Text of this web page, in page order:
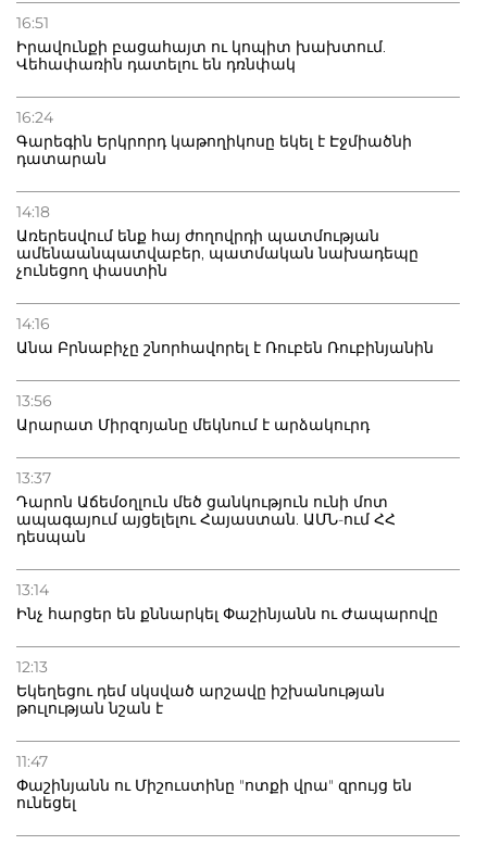
16:51
Իրավունքի բացահայտ ու կոպիտ խախտում.
Վեհափառին դատելու են դռնփակ
16:24
Գարեգին Երկրորդ կաթողիկոսը եկել է Էջմիածնի
դատարան
14:18
Առերեսվում ենք հայ ժողովրդի պատմության
ամենաանպատվաբեր, պատմական նախադեպը
չունեցող փաստին
14:16
Անա Բրնաբիչը շնորհավորել է Ռուբեն Ռուբինյանին
13:56
Արարատ Միրզոյանը մեկնում է արձակուրդ
13:37
Դարոն Աճեմօղլուն մեծ ցանկություն ունի մոտ
ապագայում այցելելու Հայաստան. ԱՄՆ-ում ՀՀ
դեսպան
13:14
Ինչ հարցեր են քննարկել Փաշինյանն ու Ժապարովը
12:13
Եկեղեցու դեմ սկսված արշավը իշխանության
թուլության նշան է
11:47
Փաշինյանն ու Միշուստինը "ոտքի վրա" զրույց են
ունեցել